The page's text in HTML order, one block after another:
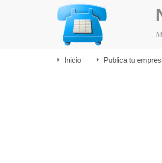
Inicio Publica tu